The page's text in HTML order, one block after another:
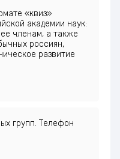
«квиз»
академии наук:
членам, а также
россиян,
развитие
групп. Телефон